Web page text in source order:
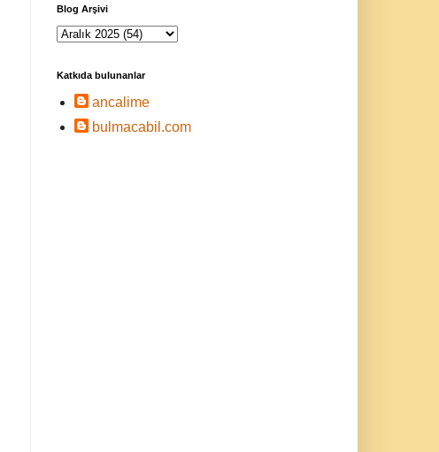
Blog Arşivi
Katkıda bulunanlar
ancalime
bulmacabil.com